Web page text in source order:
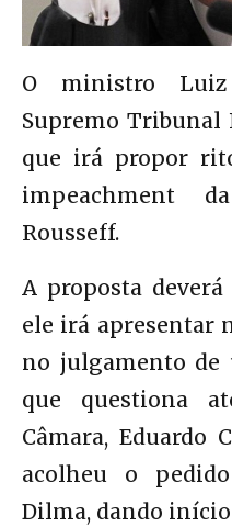
O ministro
Supremo Tribunal
que irá propor
impeachment
Rousseff.
A proposta
ele irá apresentar
no julgamento de
que questiona
Câmara, Eduardo
acolheu o
Dilma, dando início